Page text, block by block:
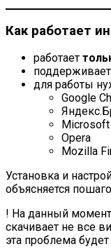
Как работает
работает
поддерживает
для работы
Google
Opera
Mozilla
Установка и
объясняется
! На данный
скачивает не все
эта проблема будет